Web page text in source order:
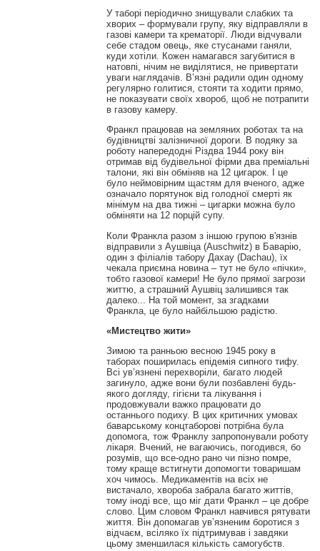
У таборі періодично знищували слабких та
хворих – формували групу, яку відправляли в
газові камери та крематорії. Люди відчували
себе стадом овець, яке стусанами ганяли,
куди хотіли. Кожен намагався загубитися в
натовпі, нічим не виділятися, не привертати
уваги наглядачів. В’язні радили один одному
регулярно голитися, стояти та ходити прямо,
не показувати своїх хвороб, щоб не потрапити
в газову камеру.
Франкл працював на земляних роботах та на
будівництві залізничної дороги. В подяку за
роботу напередодні Різдва 1944 року він
отримав від будівельної фірми два преміальні
талони, які він обміняв на 12 цигарок. І це
було неймовірним щастям для вченого, адже
означало порятунок від голодної смерті як
мінімум на два тижні – цигарки можна було
обміняти на 12 порцій супу.
Коли Франкла разом з іншою групою в'язнів
відправили з Аушвіца (Auschwitz) в Баварію,
один з філіалів табору Дахау (Dachau), їх
чекала приємна новина – тут не було «пічки»,
тобто газової камери! Не було прямої загрози
життю, а страшний Аушвіц залишився так
далеко... На той момент, за згадками
Франкла, це було найбільшою радістю.
«Мистецтво жити»
Зимою та ранньою весною 1945 року в
таборах поширилась епідемія сипного тифу.
Всі ув’язнені перехворіли, багато людей
загинуло, адже вони були позбавлені будь-
якого догляду, гігієни та лікування і
продовжували важко працювати до
останнього подиху. В цих критичних умовах
баварському концтаборові потрібна була
допомога, тож Франклу запропонували роботу
лікаря. Вчений, не вагаючись, погодився, бо
розумів, що все-одно рано чи пізно помре,
тому краще встигнути допомогти товаришам
хоч чимось. Медикаментів на всіх не
вистачало, хвороба забрала багато життів,
тому іноді все, що міг дати Франкл – це добре
слово. Цим словом Франкл навчився рятувати
життя. Він допомагав ув’язненим боротися з
відчаєм, всіляко їх підтримував і завдяки
цьому зменшилася кількість самогубств.